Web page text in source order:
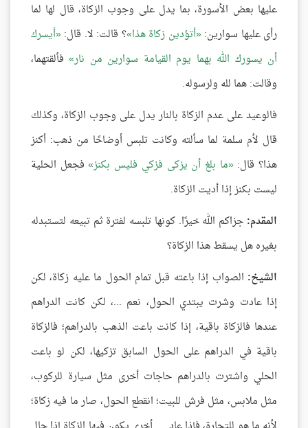
عليها بعض الأسورة، بما يدل على وجوب الزكاة، قال لها لما
رأى عليها سوارين: أتؤدين زكاة هذا ؟ قالت: لا. قال: أيسرك
أن يسورك الله بهما يوم القيامة سوارين من نار فألقتهما،
وقالت: هما لله ولرسوله.
فالوعيد على عدم الزكاة بالنار يدل على وجوب الزكاة، وكذلك
قال لأم سلمة لما سألته وكانت تلبس أوضاحًا من ذهب: أكنز
هذا؟ قال: ما بلغ أن يزكى فزكي فليس بكنز فجعل الحلية
ليست بكنز إذا أديت الزكاة.
المقدم: جزاكم الله خيرًا. كونها تلبسه لفترة ثم تبيعه لتستبدله
بغيره هل يسقط هذا الزكاة؟
الشيخ: الصواب إذا باعته قبل تمام الحول ما عليه زكاة، لكن
إذا عادت وشرت يبتدي الحول، نعم ...، لكن كانت الدراهم
عندها فالزكاة باقية، إذا كانت باعت الذهب بالدراهم؛ فالزكاة
باقية في الدراهم على الحول السابق تزكيها، لكن لو باعت
الحلي واشترت بالدراهم حاجات أخرى مثل سيارة للركوب،
مثل ملابس، مثل فرش للبيت؛ انقطع الحول، صار ما فيه زكاة؛